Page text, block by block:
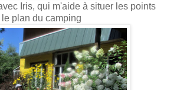
Iris, qui m'aide à situer les points
plan du camping